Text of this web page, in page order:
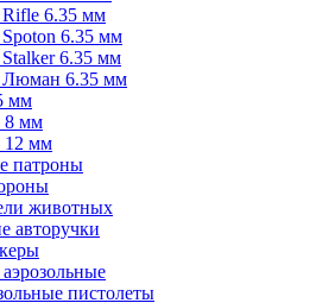
6.35 мм
6.35 мм
6.35 мм
6.35 мм
мм
8 мм
12 мм
патроны
животных
авторучки
пистолеты